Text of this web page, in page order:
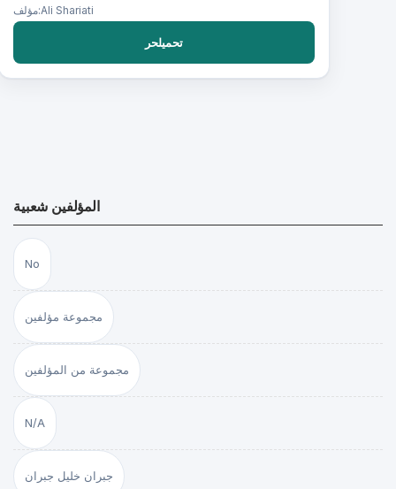
مؤلف:Ali Shariati
تحميلحر
المؤلفين شعبية
No
مجموعة مؤلفين
مجموعة من المؤلفين
N/A
جبران خليل جبران